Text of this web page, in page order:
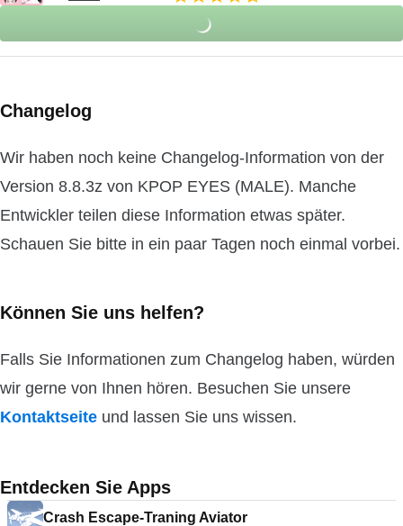
Changelog
Wir haben noch keine Changelog-Information von der
Version 8.8.3z von KPOP EYES (MALE). Manche
Entwickler teilen diese Information etwas später.
Schauen Sie bitte in ein paar Tagen noch einmal vorbei.
Können Sie uns helfen?
Falls Sie Informationen zum Changelog haben, würden
wir gerne von Ihnen hören. Besuchen Sie unsere
Kontaktseite und lassen Sie uns wissen.
Entdecken Sie Apps
Crash Escape-Traning Aviator